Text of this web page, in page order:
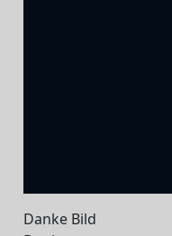
Danke Bild